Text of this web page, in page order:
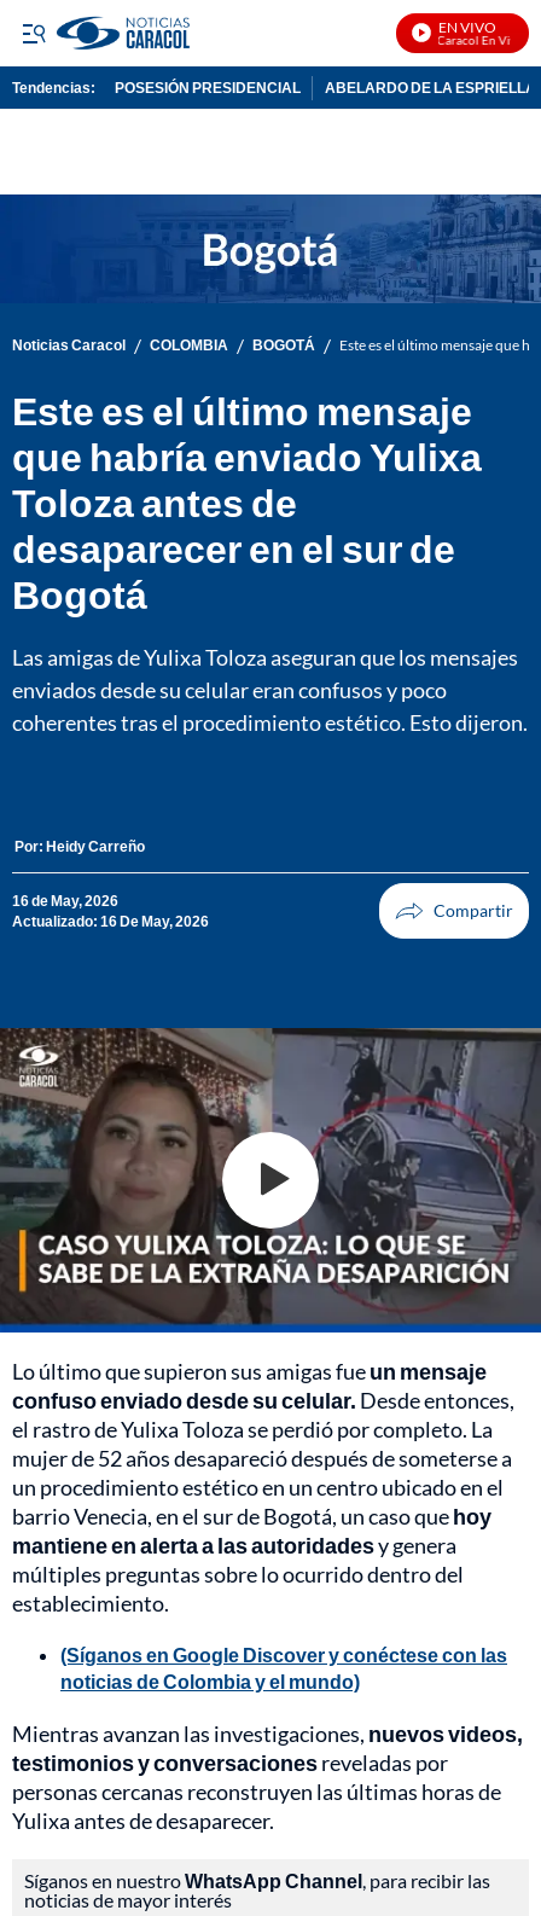
EN VIVO
Noticias Caracol En Vivo
Tendencias: POSESIÓN PRESIDENCIAL ABELARDO DE LA ESPRIELLA
Noticias Caracol / COLOMBIA / BOGOTÁ / Este es el último mensaje que
Este es el último mensaje
que habría enviado Yulixa
Toloza antes de
desaparecer en el sur de
Bogotá
Las amigas de Yulixa Toloza aseguran que los mensajes
enviados desde su celular eran confusos y poco
coherentes tras el procedimiento estético. Esto dijeron.
Por: Heidy Carreño
16 de May, 2026
Actualizado: 16 De May, 2026
Lo último que supieron sus amigas fueun mensaje
confuso enviado desde su celular. Desde entonces,
el rastro de Yulixa Toloza se perdió por completo. La
mujer de 52 años desapareció después de someterse a
un procedimiento estético en un centro ubicado en el
barrio Venecia, en el sur de Bogotá, un caso quehoy
mantiene en alerta a las autoridadesy genera
múltiples preguntas sobre lo ocurrido dentro del
establecimiento.
(Síganos en Google Discover y conéctese con las
noticias de Colombia y el mundo)
Mientras avanzan las investigaciones, nuevos videos,
testimonios y conversacionesreveladas por
personas cercanas reconstruyen las últimas horas de
Yulixa antes de desaparecer.
Síganos en nuestroWhatsApp Channel , para recibir las
noticias de mayor interés